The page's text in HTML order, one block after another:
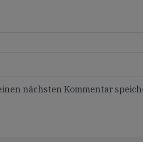
nächsten Kommentar